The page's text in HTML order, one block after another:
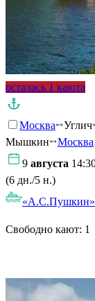
осталась 1 каюта
Москва Углич
Мышкин
Москва
9 августа
(6 дн./5 н.)
«А.С.Пушкин»
Свободно кают: 1